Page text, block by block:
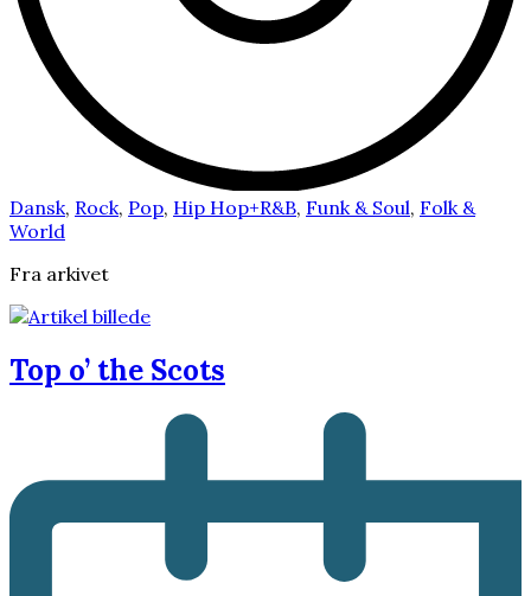
Dansk, Rock, Pop, Hip Hop+R&B, Funk & Soul, Folk &
World
Fra arkivet
Top o’ the Scots